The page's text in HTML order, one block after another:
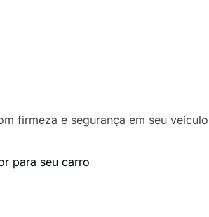
firmeza e segurança em seu veículo
para seu carro